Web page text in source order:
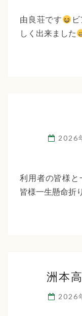
由良荘です
しく出来ました
2026
利用者の皆様と
皆様一生懸命折
洲本
2026